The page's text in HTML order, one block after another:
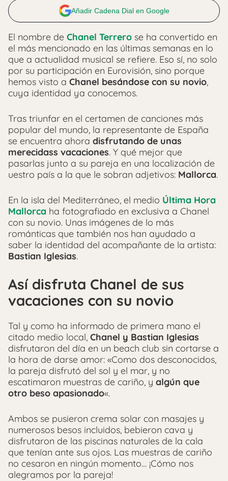
Añadir Cadena Dial en Google
El nombre de Chanel Terrero se ha convertido en
el más mencionado en las últimas semanas en lo
que a actualidad musical se refiere. Eso sí, no solo
por su participación en Eurovisión, sino porque
hemos visto a Chanel besándose con su novio,
cuya identidad ya conocemos.
Tras triunfar en el certamen de canciones más
popular del mundo, la representante de España
se encuentra ahora disfrutando de unas
merecidass vacaciones. Y qué mejor que
pasarlas junto a su pareja en una localización de
uestro país a la que le sobran adjetivos: Mallorca.
En la isla del Mediterráneo, el medio Última Hora
Mallorca ha fotografiado en exclusiva a Chanel
con su novio. Unas imágenes de lo más
románticas que también nos han ayudado a
saber la identidad del acompañante de la artista:
Bastian Iglesias.
Así disfruta Chanel de sus
vacaciones con su novio
Tal y como ha informado de primera mano el
citado medio local, Chanel y Bastian Iglesias
disfrutaron del día en un beach club sin cortarse a
la hora de darse amor: «Como dos desconocidos,
la pareja disfrutó del sol y el mar, y no
escatimaron muestras de cariño, y algún que
otro beso apasionado«.
Ambos se pusieron crema solar con masajes y
numerosos besos incluidos, bebieron cava y
disfrutaron de las piscinas naturales de la cala
que tenían ante sus ojos. Las muestras de cariño
no cesaron en ningún momento… ¡Cómo nos
alegramos por la pareja!